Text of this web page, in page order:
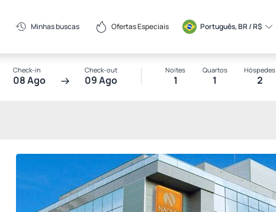
Minhas buscas Ofertas Especiais Português, BR / R$
Check-in
08 Ago
Check-out
09 Ago
Noites
1
Quartos
1
Hóspedes
2